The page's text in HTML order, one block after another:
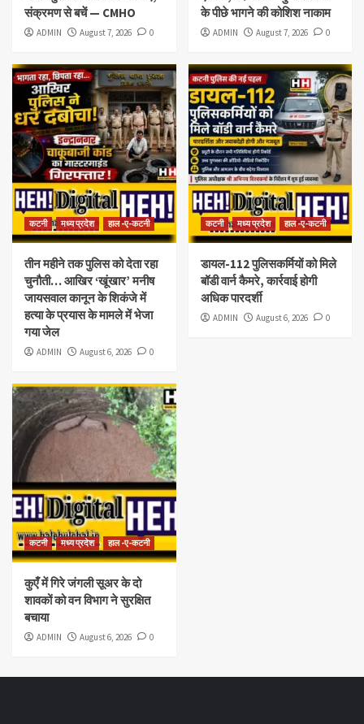
संक्रमण से बचें — CMHO
ADMIN August 7, 2026 0
के पीछे भागने की कोशिश नाकाम
ADMIN August 7, 2026 0
कटनी मध्य प्रदेश हाल -ए-कटनी
तीन महीने तक पुलिस को देता रहा
चुनौती… आखिर ‘खूंखार’ मनीष
जायसवाल कानून के शिकंजे में
हत्या के प्रयास के मामले में भेजा
गया जेल
ADMIN August 6, 2026 0
कटनी मध्य प्रदेश हाल -ए-कटनी
डायल-112 पुलिसकर्मियों को मिले
बॉडी वार्न कैमरे, कार्रवाई होगी
अधिक पारदर्शी
ADMIN August 6, 2026 0
कटनी मध्य प्रदेश हाल -ए-कटनी
कुएँ में गिरे जंगली सूअर के दो
शावकों को वन विभाग ने सुरक्षित
बचाया
ADMIN August 6, 2026 0